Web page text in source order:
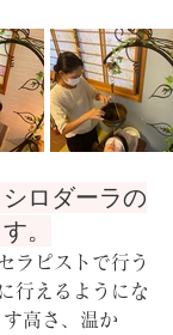
ロダーラの
。
ラピストで行う
行えるようにな
高さ、温か